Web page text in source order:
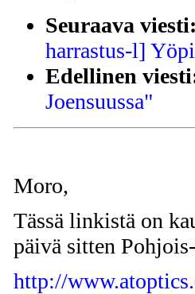
Seuraava viesti:
harrastus-l]
Edellinen
Joensuussa"
Moro,
Tässä linkistä on
päivä sitten
http://